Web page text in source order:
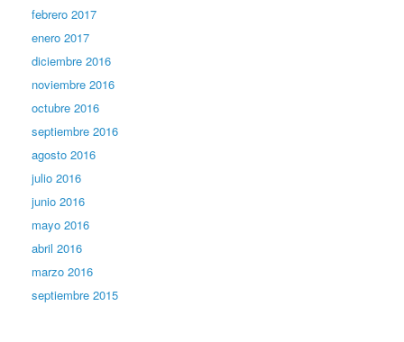
febrero 2017
enero 2017
diciembre 2016
noviembre 2016
octubre 2016
septiembre 2016
agosto 2016
julio 2016
junio 2016
mayo 2016
abril 2016
marzo 2016
septiembre 2015